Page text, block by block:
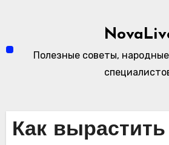
Полезные советы,
Как вырастить